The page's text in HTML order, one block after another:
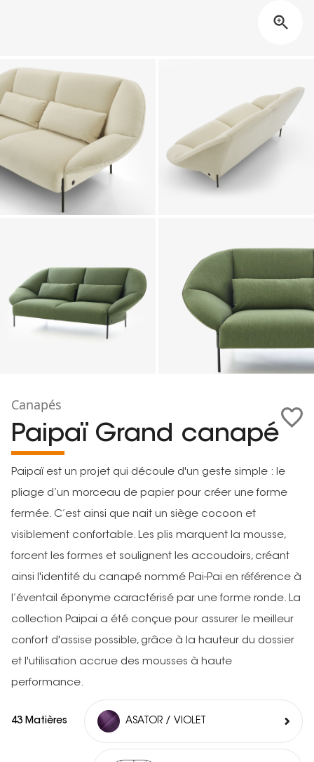
Canapés
Paipaï Grand canapé
Paipaï est un projet qui découle d'un geste simple : le
pliage d’un morceau de papier pour créer une forme
fermée. C’est ainsi que nait un siège cocoon et
visiblement confortable. Les plis marquent la mousse,
forcent les formes et soulignent les accoudoirs, créant
ainsi l'identité du canapé nommé Pai-Pai en référence à
l’éventail éponyme caractérisé par une forme ronde. La
collection Paipai a été conçue pour assurer le meilleur
confort d'assise possible, grâce à la hauteur du dossier
et l'utilisation accrue des mousses à haute
performance.
43 Matières ASATOR / VIOLET